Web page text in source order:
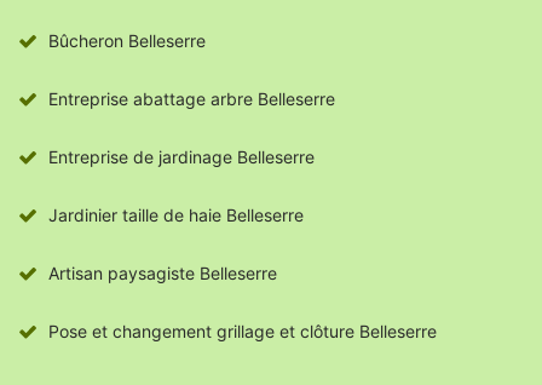
Bûcheron Belleserre
Entreprise abattage arbre Belleserre
Entreprise de jardinage Belleserre
Jardinier taille de haie Belleserre
Artisan paysagiste Belleserre
Pose et changement grillage et clôture Belleserre